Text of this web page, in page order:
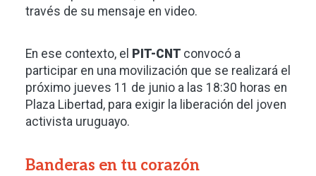
través de su mensaje en video.
En ese contexto, el PIT-CNT convocó a
participar en una movilización que se realizará el
próximo jueves 11 de junio a las 18:30 horas en
Plaza Libertad, para exigir la liberación del joven
activista uruguayo.
Banderas en tu corazón